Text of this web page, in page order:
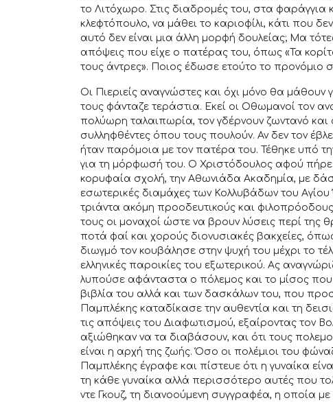
το Λιτόχωρο. Στις διαδρομές του, στα φαράγγια
κλεφτόπουλο, να μάθει το καριοφίλι, κάτι που
αυτό δεν είναι μια άλλη μορφή δουλείας; Μα
απόψεις που είχε ο πατέρας του, όπως «Τα
τους άντρες». Ποιος έδωσε ετούτο το προνόμιο
Οι Πιεριείς αναγνώστες και όχι μόνο θα μάθουν
τους φάνταζε τεράστια. Εκεί οι Οθωμανοί τον
πολύωρη ταλαιπωρία, τον γδέρνουν ζωντανό
συλληφθέντες όπου τους πουλούν. Αν δεν τον
ήταν παρόμοια με τον πατέρα του. Τέθηκε υπό
για τη μόρφωσή του. Ο Χριστόδουλος αφού
κορυφαία σχολή, την Αθωνιάδα Ακαδημία, με
εσωτερικές διαμάχες των Κολλυβάδων του
τριάντα ακόμη προοδευτικούς και
τους οι μοναχοί ώστε να βρουν λύσεις περί της
ποτά φαί και χορούς διονυσιακές βακχείες,
διωγμό τον κουβάλησε στην ψυχή του μέχρι το
ελληνικές παροικίες του εξωτερικού. Ας
λυπούσε αφάνταστα ο πόλεμος και το μίσος
βιβλία του αλλά και των δασκάλων του, που
Παμπλέκης καταδίκασε την αυθεντία και τη
τις απόψεις του Διαφωτισμού, εξαίροντας τον
αξιώθηκαν να τα διαβάσουν, και ότι τους
είναι η αρχή της ζωής. Όσο οι πολέμιοι του
Παμπλέκης έγραφε και πίστευε ότι η γυναίκα
τη κάθε γυναίκα αλλά περισσότερο αυτές που
ντε Γκουζ, τη διανοούμενη συγγραφέα, η οποία